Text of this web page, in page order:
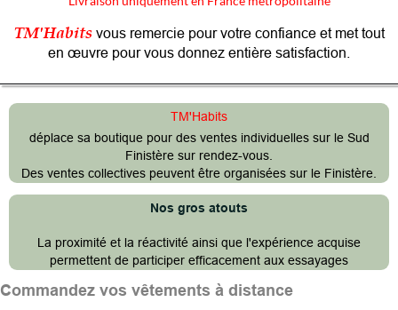
TM'Habitsvous remercie pour votre confiance et met tout
en œuvre pour vous donnez entière satisfaction.
TM'Habits
déplace sa boutique pour des ventes individuelles sur le Sud
Finistère sur rendez-vous.
Des ventes collectives peuvent être organisées sur le Finistère.
Nos gros atouts
La proximité et la réactivité ainsi que l'expérience acquise
permettent de participer efficacement aux essayages
Commandez vos vêtements à distance